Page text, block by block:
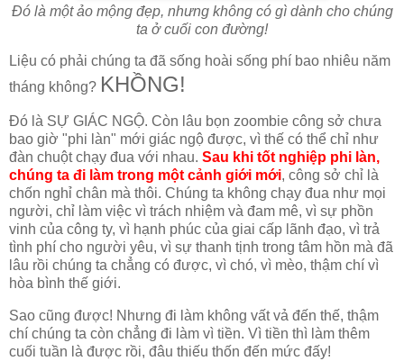
Đó là một ảo mộng đẹp, nhưng không có gì dành cho chúng
ta ở cuối con đường!
Liệu có phải chúng ta đã sống hoài sống phí bao nhiêu năm
tháng không? KHỒNG!
Đó là SỰ GIÁC NGỘ. Còn lâu bọn zoombie công sở chưa
bao giờ "phi làn" mới giác ngộ được, vì thế có thể chỉ như
đàn chuột chạy đua với nhau. Sau khi tốt nghiệp phi làn,
chúng ta đi làm trong một cảnh giới mới, công sở chỉ là
chốn nghỉ chân mà thôi. Chúng ta không chạy đua như mọi
người, chỉ làm việc vì trách nhiệm và đam mê, vì sự phồn
vinh của công ty, vì hạnh phúc của giai cấp lãnh đạo, vì trả
tình phí cho người yêu, vì sự thanh tịnh trong tâm hồn mà đã
lâu rồi chúng ta chẳng có được, vì chó, vì mèo, thậm chí vì
hòa bình thế giới.
Sao cũng được! Nhưng đi làm không vất vả đến thế, thậm
chí chúng ta còn chẳng đi làm vì tiền. Vì tiền thì làm thêm
cuối tuần là được rồi, đâu thiếu thốn đến mức đấy!